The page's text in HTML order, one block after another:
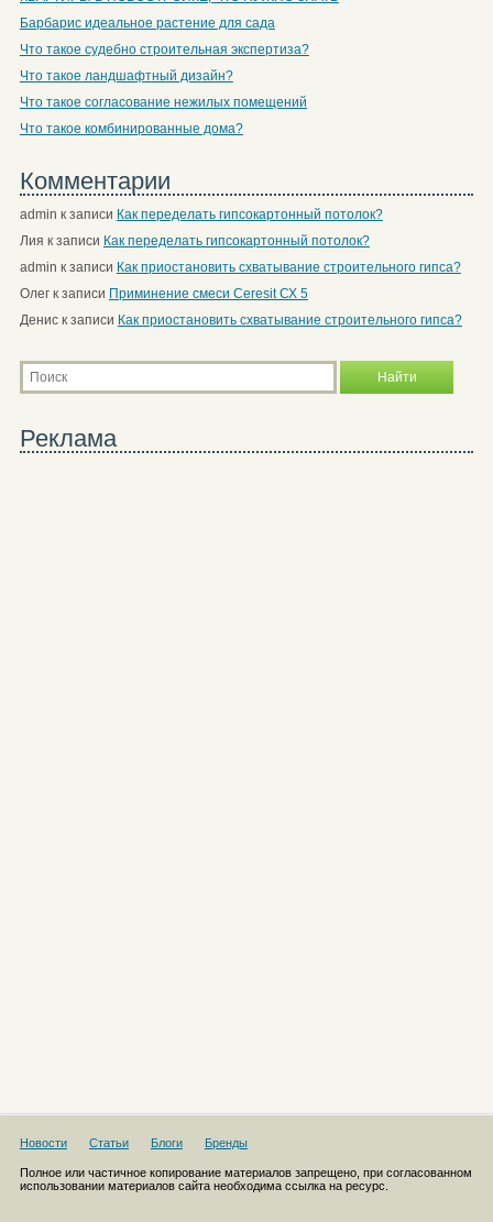
Барбарис идеальное растение для сада
Что такое судебно строительная экспертиза?
Что такое ландшафтный дизайн?
Что такое согласование нежилых помещений
Что такое комбинированные дома?
Комментарии
admin к записи Как переделать гипсокартонный потолок?
Лия к записи Как переделать гипсокартонный потолок?
admin к записи Как приостановить схватывание строительного гипса?
Олегк записи Приминение смеси Ceresit СХ 5
Дениск записи Как приостановить схватывание строительного гипса?
Реклама
Новости Статьи Блоги Бренды
Полное или частичное копирование материалов запрещено, при согласованном
использовании материалов сайта необходима ссылка на ресурс.